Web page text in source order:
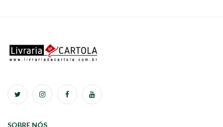
SOBRE NÓS